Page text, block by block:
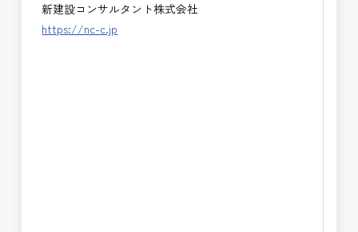
新建設コンサルタント株式会社
https://nc-c.jp